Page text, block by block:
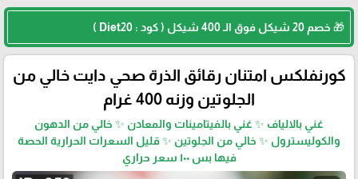
🎁 خصم 20 شيكل فوق الـ 400 شيكل ( كود : Diet20 )
كورنفلكس امتنان رقائق الذرة صحي دايت خالي من
الجلوتين وزنه 400 غرام
غني بالالياف ✨ غني بالفيتامينات والمعادن ✨ خالي من الدهون
والكوليسترول ✨ خالي من الجلوتين ✨ قليل السعرات الحرارية الحصة
فيها بس ١٠٠ سعر حراري